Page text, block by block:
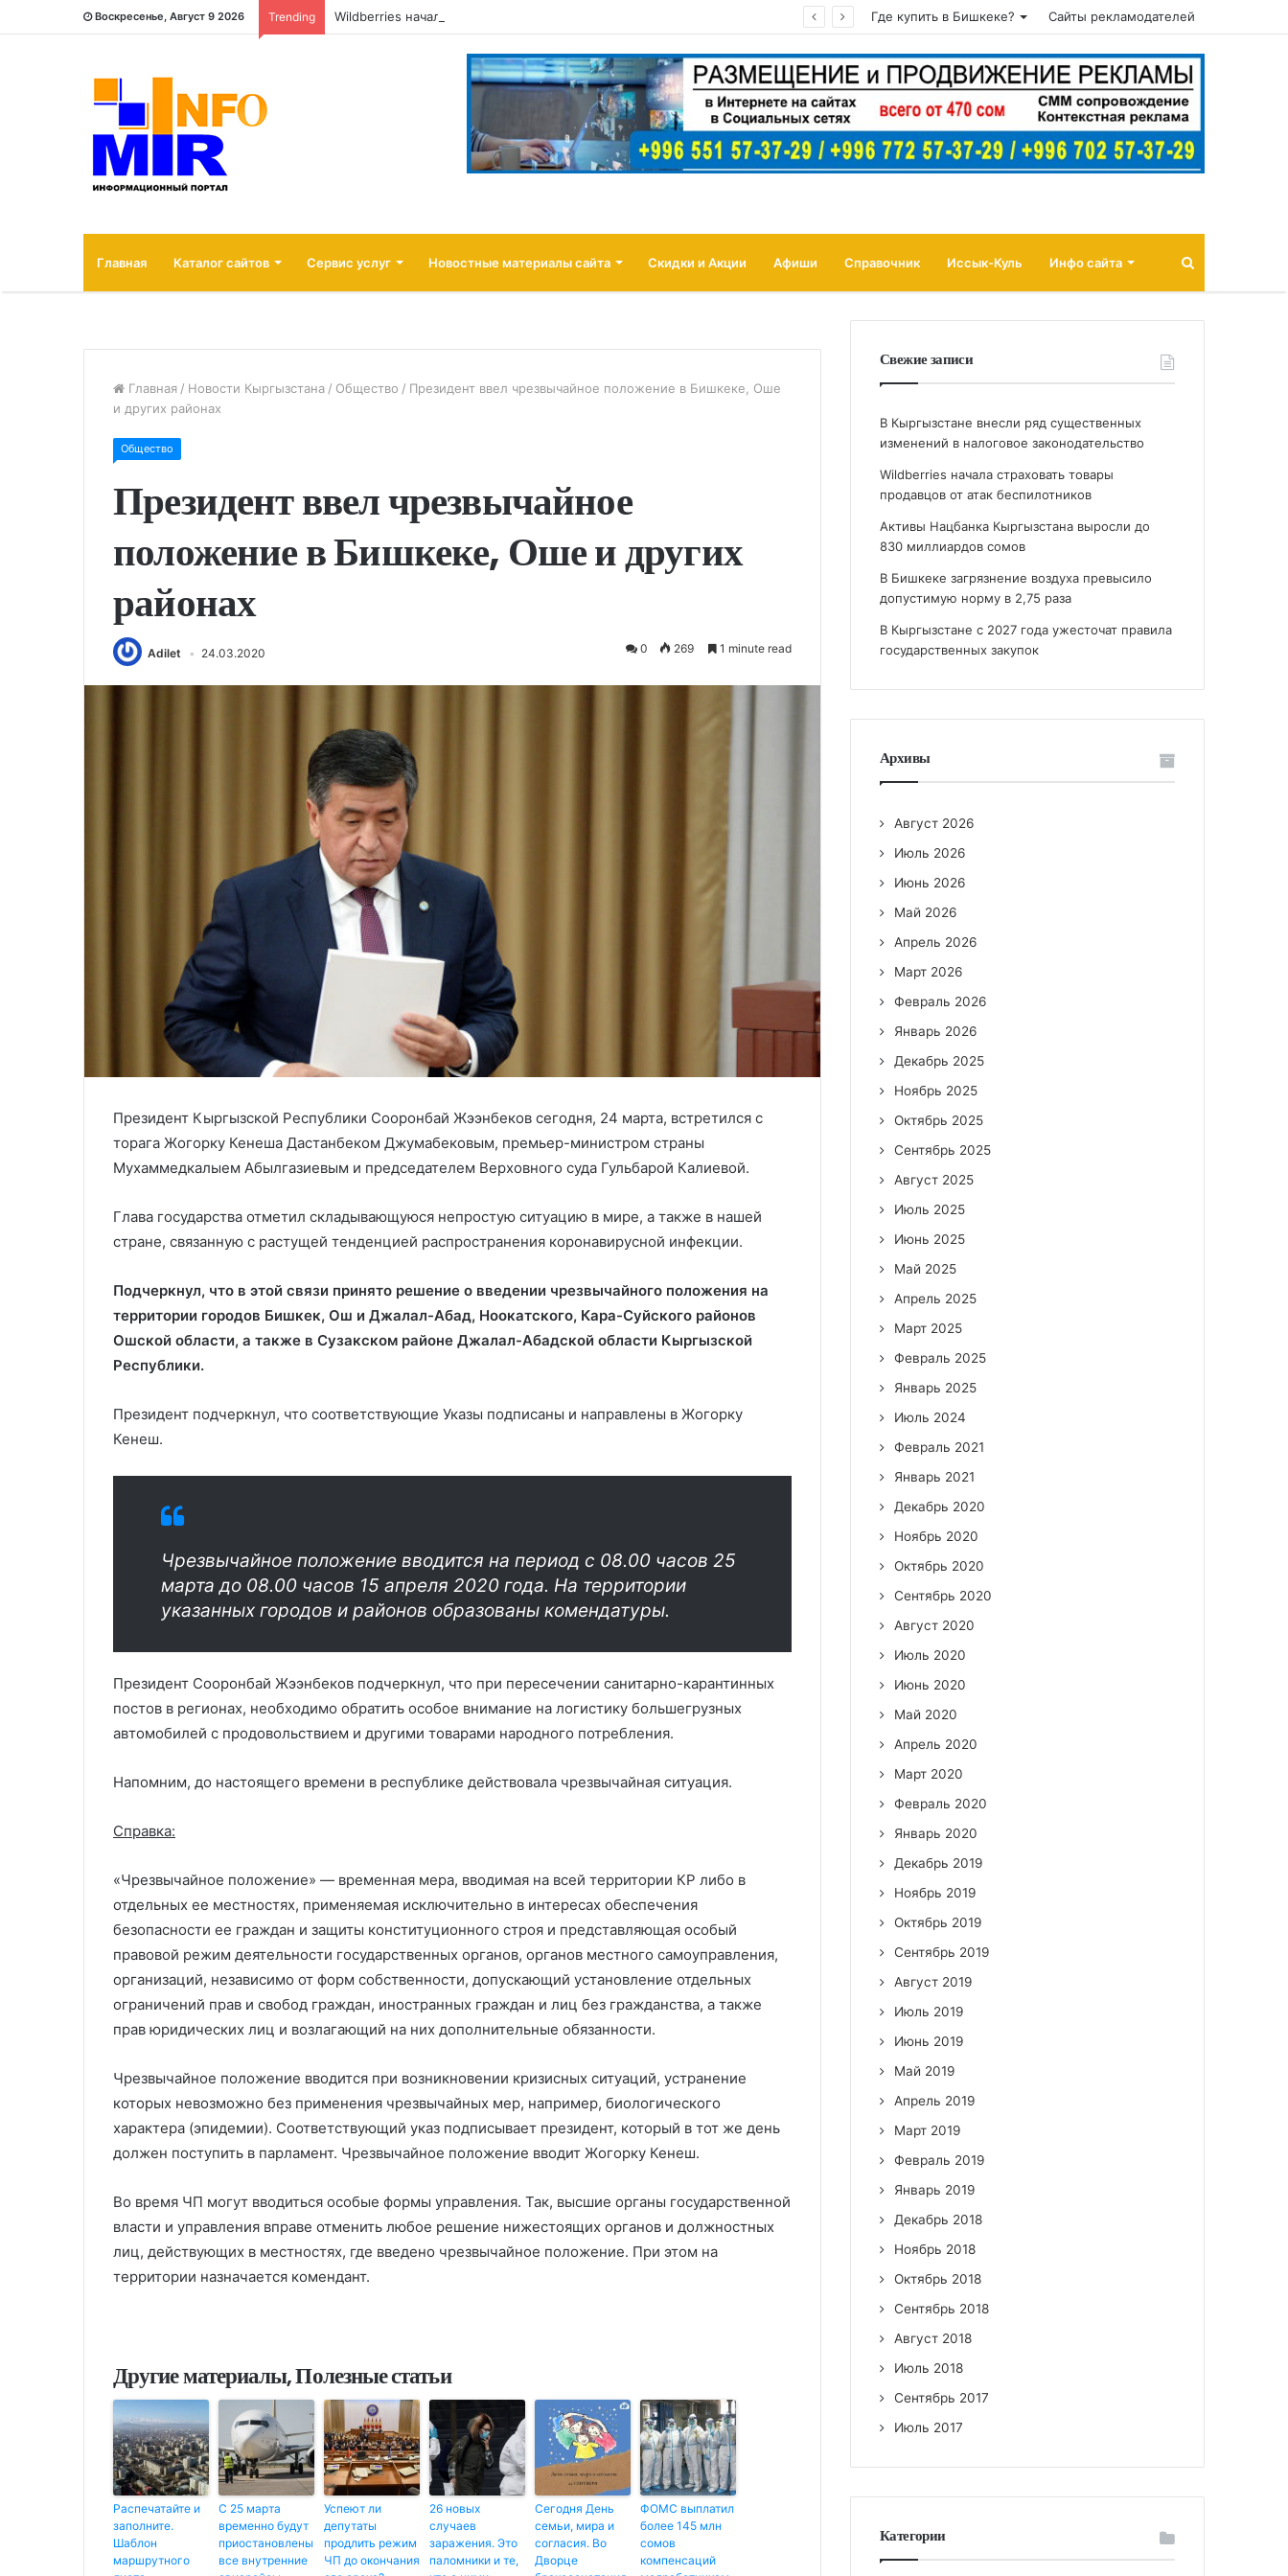
Воскресенье, Август 9 2026 Trending Wildberries начала страховать товары продавцов от атак беспилотников Где купить в Бишкеке? Сайты рекламодателей
Главная Каталог сайтов Сервис услуг Новостные материалы сайта Скидки и Акции Афиши Справочник Иссык-Куль Инфо сайта
Главная / Новости Кыргызстана / Общество / Президент ввел чрезвычайное положение в Бишкеке, Оше
и других районах
Общество
Президент ввел чрезвычайное
положение в Бишкеке, Оше и других
районах
Adilet 24.03.2020 0 269 1 minute read
Президент Кыргызской Республики Сооронбай Жээнбеков сегодня, 24 марта, встретился с
торага Жогорку Кенеша Дастанбеком Джумабековым, премьер-министром страны
Мухаммедкалыем Абылгазиевым и председателем Верховного суда Гульбарой Калиевой.
Глава государства отметил складывающуюся непростую ситуацию в мире, а также в нашей
стране, связанную с растущей тенденцией распространения коронавирусной инфекции.
Подчеркнул, что в этой связи принято решение о введении чрезвычайного положения на
территории городов Бишкек, Ош и Джалал-Абад, Ноокатского, Кара-Суйского районов
Ошской области, а также в Сузакском районе Джалал-Абадской области Кыргызской
Республики.
Президент подчеркнул, что соответствующие Указы подписаны и направлены в Жогорку
Кенеш.
Чрезвычайное положение вводится на период с 08.00 часов 25
марта до 08.00 часов 15 апреля 2020 года. На территории
указанных городов и районов образованы комендатуры.
Президент Сооронбай Жээнбеков подчеркнул, что при пересечении санитарно-карантинных
постов в регионах, необходимо обратить особое внимание на логистику большегрузных
автомобилей с продовольствием и другими товарами народного потребления.
Напомним, до настоящего времени в республике действовала чрезвычайная ситуация.
Справка:
«Чрезвычайное положение» — временная мера, вводимая на всей территории КР либо в
отдельных ее местностях, применяемая исключительно в интересах обеспечения
безопасности ее граждан и защиты конституционного строя и представляющая особый
правовой режим деятельности государственных органов, органов местного самоуправления,
организаций, независимо от форм собственности, допускающий установление отдельных
ограничений прав и свобод граждан, иностранных граждан и лиц без гражданства, а также
прав юридических лиц и возлагающий на них дополнительные обязанности.
Чрезвычайное положение вводится при возникновении кризисных ситуаций, устранение
которых невозможно без применения чрезвычайных мер, например, биологического
характера (эпидемии). Соответствующий указ подписывает президент, который в тот же день
должен поступить в парламент. Чрезвычайное положение вводит Жогорку Кенеш.
Во время ЧП могут вводиться особые формы управления. Так, высшие органы государственной
власти и управления вправе отменить любое решение нижестоящих органов и должностных
лиц, действующих в местностях, где введено чрезвычайное положение. При этом на
территории назначается комендант.
Другие материалы, Полезные статьи
Распечатайте и
заполните.
Шаблон
маршрутного
С 25 марта
временно будут
приостановлены
все внутренние
Успеют ли
депутаты
продлить режим
ЧП до окончания
26 новых
случаев
заражения. Это
паломники и те,
Сегодня День
семьи, мира и
согласия. Во
Дворце
ФОМС выплатил
более 145 млн
сомов
компенсаций
Свежие записи
В Кыргызстане внесли ряд существенных
изменений в налоговое законодательство
Wildberries начала страховать товары
продавцов от атак беспилотников
Активы Нацбанка Кыргызстана выросли до
830 миллиардов сомов
В Бишкеке загрязнение воздуха превысило
допустимую норму в 2,75 раза
В Кыргызстане с 2027 года ужесточат правила
государственных закупок
Архивы
Август 2026
Июль 2026
Июнь 2026
Май 2026
Апрель 2026
Март 2026
Февраль 2026
Январь 2026
Декабрь 2025
Ноябрь 2025
Октябрь 2025
Сентябрь 2025
Август 2025
Июль 2025
Июнь 2025
Май 2025
Апрель 2025
Март 2025
Февраль 2025
Январь 2025
Июль 2024
Февраль 2021
Январь 2021
Декабрь 2020
Ноябрь 2020
Октябрь 2020
Сентябрь 2020
Август 2020
Июль 2020
Июнь 2020
Май 2020
Апрель 2020
Март 2020
Февраль 2020
Январь 2020
Декабрь 2019
Ноябрь 2019
Октябрь 2019
Сентябрь 2019
Август 2019
Июль 2019
Июнь 2019
Май 2019
Апрель 2019
Март 2019
Февраль 2019
Январь 2019
Декабрь 2018
Ноябрь 2018
Октябрь 2018
Сентябрь 2018
Август 2018
Июль 2018
Сентябрь 2017
Июль 2017
Категории